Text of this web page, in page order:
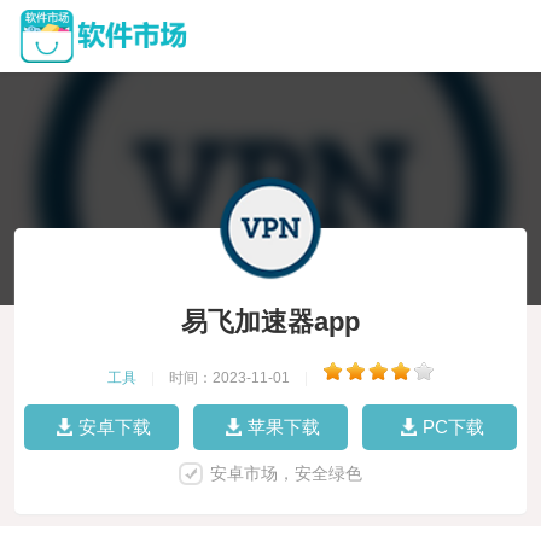
易飞加速器app
工具 时间：2023-11-01
安卓下载 苹果下载 PC下载
安卓市场，安全绿色